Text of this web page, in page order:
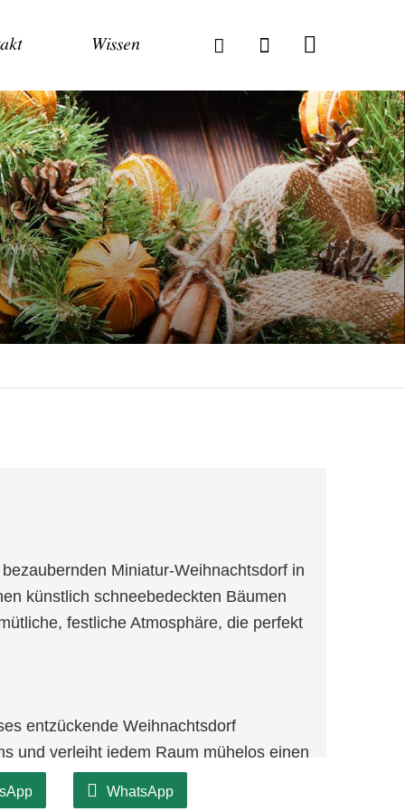
Wissen
Miniatur-Weihnachtsdorf in
künstlich schneebedeckten Bäumen
festliche Atmosphäre, die perfekt
entzückende Weihnachtsdorf
und verleiht jedem Raum mühelos einen
WhatsApp